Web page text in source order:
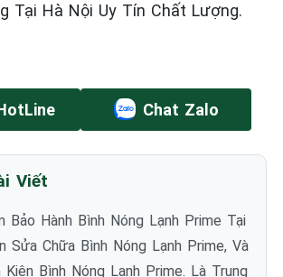
Tại Hà Nội Uy Tín Chất Lượng.
Chat Zalo
Viết
Bảo Hành Bình Nóng Lạnh Prime Tại
Sửa Chữa Bình Nóng Lạnh Prime, Và
Kiện Bình Nóng Lạnh Prime. Là Trung